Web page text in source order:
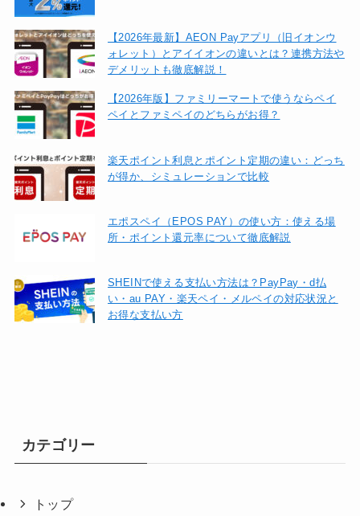
【2026年最新】AEON Payアプリ（旧イオンウ
ォレット）とアイイオンの違いとは？連携方法や
デメリットも徹底解説！
【2026年版】ファミリーマートで使うならペイ
ペイとファミペイのどちらがお得？
楽天ポイント利息とポイント定期の違い：どっち
が得か、シミュレーションで比較
エポスペイ（EPOS PAY）の使い方：使える場
所・ポイント還元率について徹底解説
SHEINで使える支払い方法は？PayPay・d払
い・au PAY・楽天ペイ・メルペイの対応状況と
お得な支払い方
カテゴリー
トップ